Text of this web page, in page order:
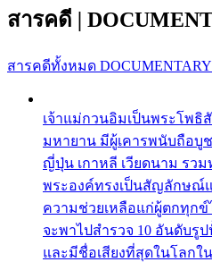
สารคดี |
สารคดีทั้งหมด
เจ้าแม่กวนอิมเป็นพระโพ
มหายาน มีผู้เคารพนับถือบู
ญี่ปุ่น เกาหลี เวียดนาม รว
พระองค์ทรงเป็นสัญลักษณ์
ความช่วยเหลือแก่ผู้ตกทุกข์
จะพาไปสำรวจ 10 อันดับรู
และมีชื่อเสียงที่สุดในโลกใ